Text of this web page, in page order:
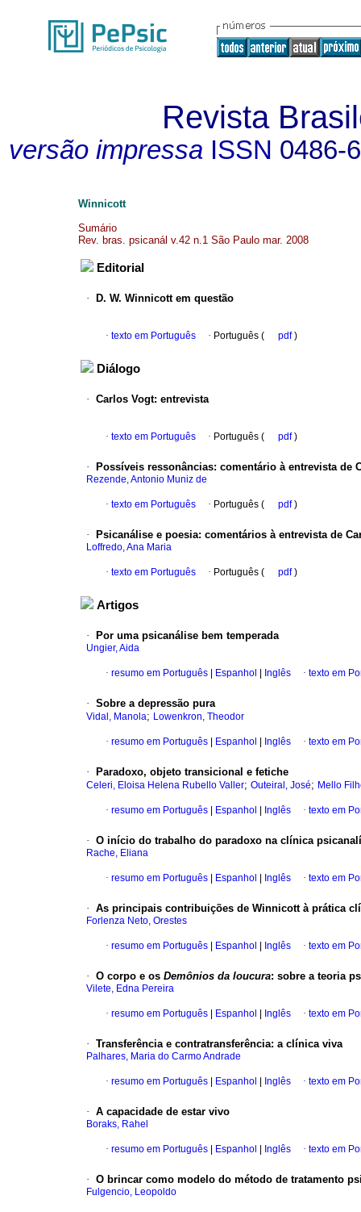
Revista
versão impressa ISSN 0486-
Winnicott
Sumário
Rev. bras. psicanál v.42 n.1 São Paulo mar. 2008
Editorial
· D. W. Winnicott em questão
· texto em Português · Português ( pdf)
Diálogo
· Carlos Vogt: entrevista
· texto em Português · Português ( pdf)
· Possíveis ressonâncias: comentário à entrevista de
Rezende, Antonio Muniz de
· texto em Português · Português ( pdf)
· Psicanálise e poesia: comentários à entrevista de
Loffredo, Ana Maria
· texto em Português · Português ( pdf)
Artigos
· Por uma psicanálise bem temperada
Ungier, Aida
· resumo em Português Espanhol Inglês · texto em
· Sobre a depressão pura
Vidal, Manola; Lowenkron, Theodor
· resumo em Português Espanhol Inglês · texto em
· Paradoxo, objeto transicional e fetiche
Celeri, Eloisa Helena Rubello Valler; Outeiral, José; Mello
· resumo em Português Espanhol Inglês · texto em
· O início do trabalho do paradoxo na clínica
Rache, Eliana
· resumo em Português Espanhol Inglês · texto em
· As principais contribuições de Winnicott à prática
Forlenza Neto, Orestes
· resumo em Português Espanhol Inglês · texto em
· O corpo e os Demônios da loucura: sobre a teoria
Vilete, Edna Pereira
· resumo em Português Espanhol Inglês · texto em
· Transferência e contratransferência: a clínica viva
Palhares, Maria do Carmo Andrade
· resumo em Português Espanhol Inglês · texto em
· A capacidade de estar vivo
Boraks, Rahel
· resumo em Português Espanhol Inglês · texto em
· O brincar como modelo do método de tratamento
Fulgencio, Leopoldo